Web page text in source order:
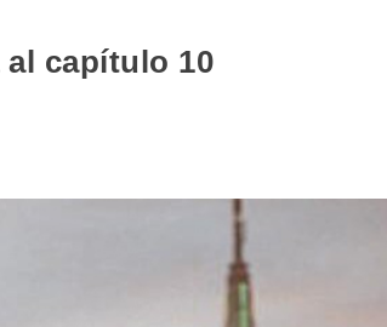
capítulo 10